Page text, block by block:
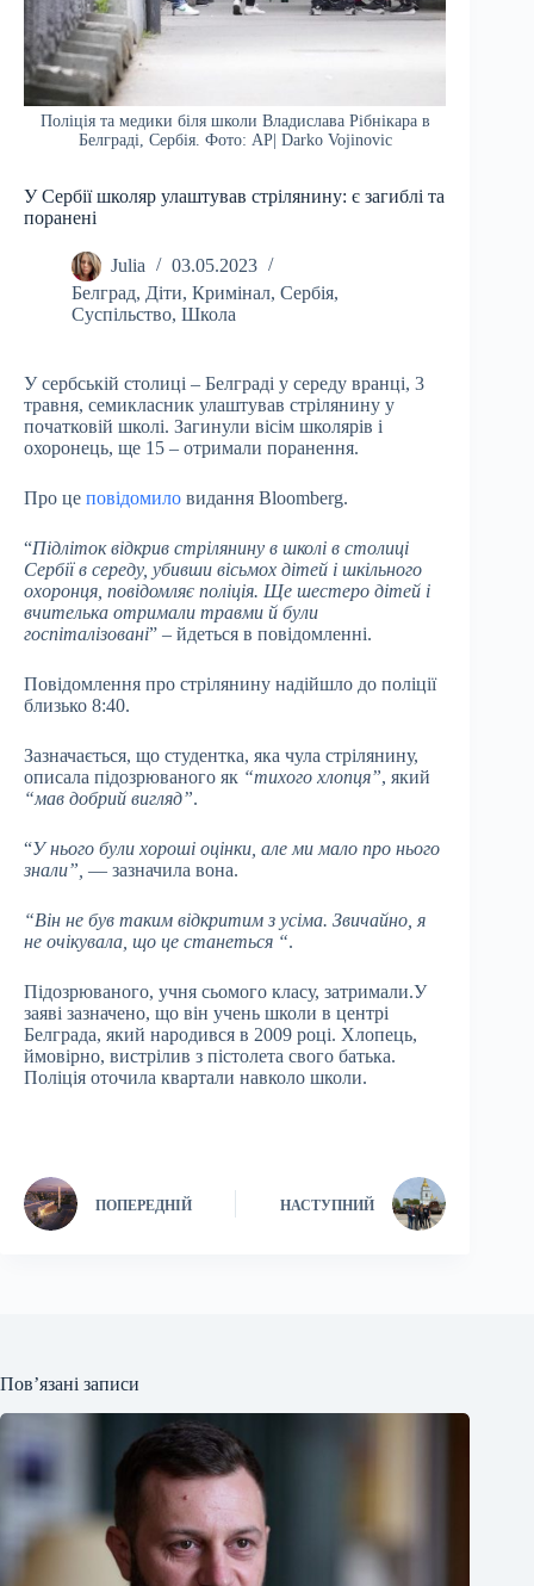
Поліція та медики біля школи Владислава Рібнікара в
Белграді, Сербія. Фото: AP| Darko Vojinovic
У Сербії школяр улаштував стрілянину: є загиблі та
поранені
Julia
03.05.2023
Белград, Діти, Кримінал, Сербія,
Суспільство, Школа
У сербській столиці – Белграді у середу вранці, 3
травня, семикласник улаштував стрілянину у
початковій школі. Загинули вісім школярів і
охоронець, ще 15 – отримали поранення.
Про це повідомило видання Bloomberg.
“Підліток відкрив стрілянину в школі в столиці
Сербії в середу, убивши вісьмох дітей і шкільного
охоронця, повідомляє поліція. Ще шестеро дітей і
вчителька отримали травми й були
госпіталізовані” – йдеться в повідомленні.
Повідомлення про стрілянину надійшло до поліції
близько 8:40.
Зазначається, що студентка, яка чула стрілянину,
описала підозрюваного як “тихого хлопця”, який
“мав добрий вигляд”.
“У нього були хороші оцінки, але ми мало про нього
знали”, — зазначила вона.
“Він не був таким відкритим з усіма. Звичайно, я
не очікувала, що це станеться “.
Підозрюваного, учня сьомого класу, затримали.У
заяві зазначено, що він учень школи в центрі
Белграда, який народився в 2009 році. Хлопець,
ймовірно, вистрілив з пістолета свого батька.
Поліція оточила квартали навколо школи.
ПОПЕРЕДНІЙ НАСТУПНИЙ
Пов’язані записи